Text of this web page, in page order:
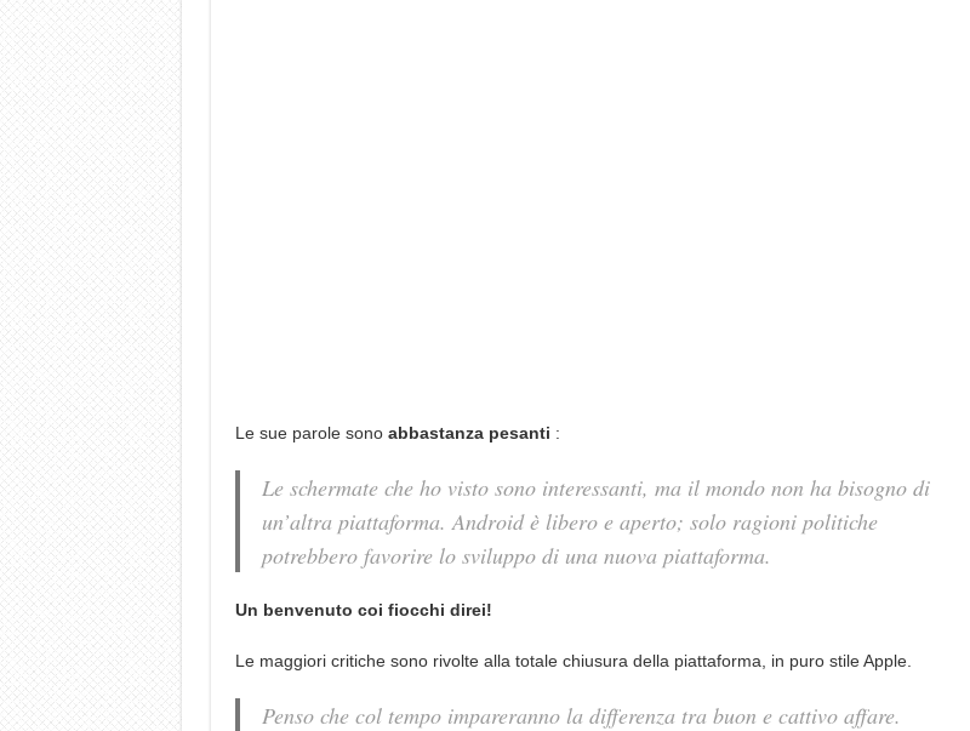
Le sue parole sono abbastanza pesanti :
Le schermate che ho visto sono interessanti, ma il mondo non ha bisogno di
un’altra piattaforma. Android è libero e aperto; solo ragioni politiche
potrebbero favorire lo sviluppo di una nuova piattaforma.
Un benvenuto coi fiocchi direi!
Le maggiori critiche sono rivolte alla totale chiusura della piattaforma, in puro stile Apple.
Penso che col tempo impareranno la differenza tra buon e cattivo affare.